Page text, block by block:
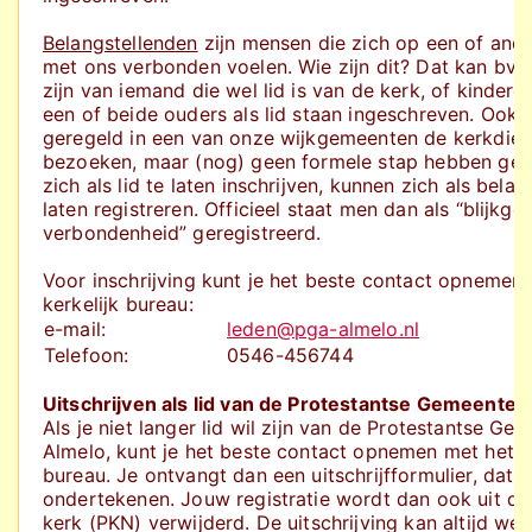
Belangstellenden zijn mensen die zich op een of
met ons verbonden voelen. Wie zijn dit? Dat kan bv
zijn van iemand die wel lid is van de kerk, of
een of beide ouders als lid staan ingeschreven. Ook
geregeld in een van onze wijkgemeenten de
bezoeken, maar (nog) geen formele stap hebben
zich als lid te laten inschrijven, kunnen zich als
laten registreren. Officieel staat men dan als
verbondenheid” geregistreerd.
Voor inschrijving kunt je het beste contact opnemen
kerkelijk bureau:
e-mail:
leden@pga-almelo.nl
Telefoon:
0546-456744
Uitschrijven als lid van de Protestantse Gemeente
Als je niet langer lid wil zijn van de Protestantse
Almelo, kunt je het beste contact opnemen met het
bureau. Je ontvangt dan een uitschrijfformulier, dat
ondertekenen. Jouw registratie wordt dan ook uit
kerk (PKN) verwijderd. De uitschrijving kan altijd